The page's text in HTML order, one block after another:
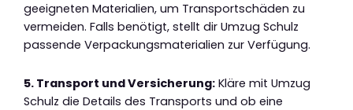
geeigneten Materialien, um Transportschäden zu
vermeiden. Falls benötigt, stellt dir Umzug Schulz
passende Verpackungsmaterialien zur Verfügung.
5. Transport und Versicherung: Kläre mit Umzug
Schulz die Details des Transports und ob eine